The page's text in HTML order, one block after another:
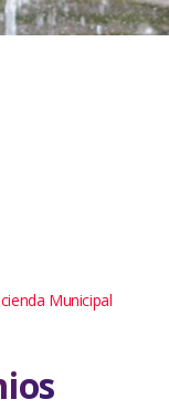
Municipal